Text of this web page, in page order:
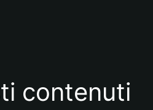
contenuti